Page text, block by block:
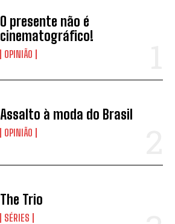
O presente não é
cinematográfico!
OPINIÃO
Assalto à moda do Brasil
OPINIÃO
The Trio
SÉRIES